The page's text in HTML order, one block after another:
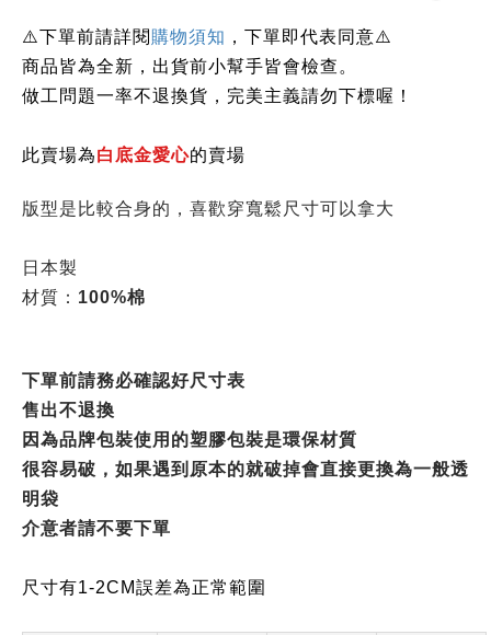
⚠️下單前請詳閱購物須知 ，下單即代表同意⚠️
商品皆為全新，出貨前小幫手皆會檢查。
做工問題一率不退換貨，完美主義請勿下標喔！
此賣場為白底金愛心的賣場
版型是比較合身的，喜歡穿寬鬆尺寸可以拿大
日本製
材質： 100%棉
下單前請務必確認好尺寸表
售出不退換
因為品牌包裝使用的塑膠包裝是環保材質
很容易破，如果遇到原本的就破掉會直接更換為一般透
明袋
介意者請不要下單
尺寸有1-2CM誤差為正常範圍